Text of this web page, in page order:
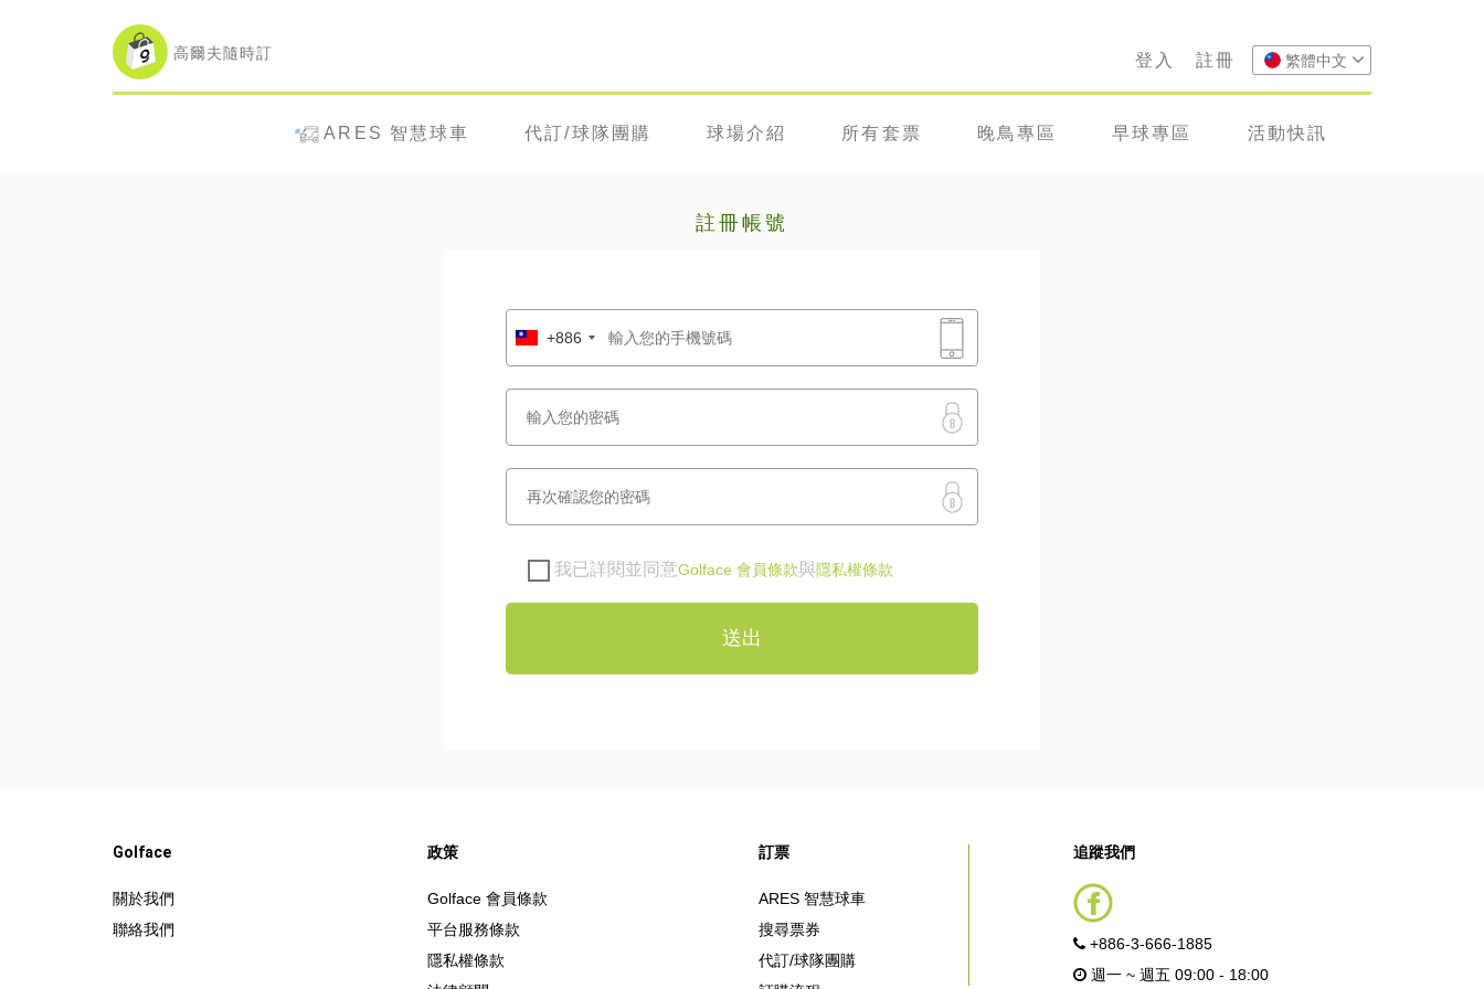
登入 註冊 繁體中文
高爾夫隨時訂
ARES 智慧球車 代訂/球隊團購 球場介紹 所有套票 晚鳥專區 早球專區 活動快訊
註冊帳號
+886
我已詳閱並同意Golface 會員條款與隱私權條款
送出
Golface
關於我們
聯絡我們
政策
Golface 會員條款
平台服務條款
隱私權條款
訂票
ARES 智慧球車
搜尋票券
代訂/球隊團購
追蹤我們
+886-3-666-1885
週一 ~ 週五 09:00 - 18:00